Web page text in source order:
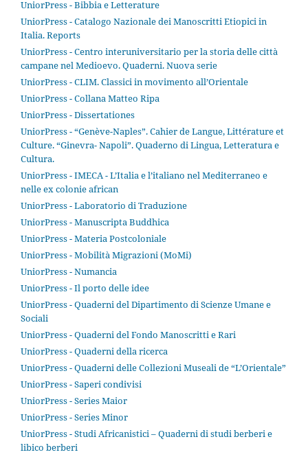
UniorPress - Bibbia e Letterature
UniorPress - Catalogo Nazionale dei Manoscritti Etiopici in
Italia. Reports
UniorPress - Centro interuniversitario per la storia delle città
campane nel Medioevo. Quaderni. Nuova serie
UniorPress - CLIM. Classici in movimento all’Orientale
UniorPress - Collana Matteo Ripa
UniorPress - Dissertationes
UniorPress - “Genève-Naples”. Cahier de Langue, Littérature et
Culture. “Ginevra- Napoli”. Quaderno di Lingua, Letteratura e
Cultura.
UniorPress - IMECA - L’Italia e l’italiano nel Mediterraneo e
nelle ex colonie african
UniorPress - Laboratorio di Traduzione
UniorPress - Manuscripta Buddhica
UniorPress - Materia Postcoloniale
UniorPress - Mobilità Migrazioni (MoMi)
UniorPress - Numancia
UniorPress - Il porto delle idee
UniorPress - Quaderni del Dipartimento di Scienze Umane e
Sociali
UniorPress - Quaderni del Fondo Manoscritti e Rari
UniorPress - Quaderni della ricerca
UniorPress - Quaderni delle Collezioni Museali de “L’Orientale”
UniorPress - Saperi condivisi
UniorPress - Series Maior
UniorPress - Series Minor
UniorPress - Studi Africanistici – Quaderni di studi berberi e
libico berberi